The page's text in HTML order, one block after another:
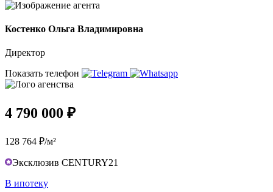
Костенко Ольга Владимировна
Директор
Показать телефон
4 790 000 ₽
128 764 ₽/м²
Эксклюзив CENTURY21
В ипотеку